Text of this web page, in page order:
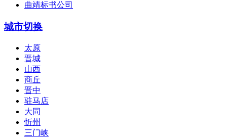
曲靖标书公司
城市切换
太原
晋城
山西
商丘
晋中
驻马店
大同
忻州
三门峡